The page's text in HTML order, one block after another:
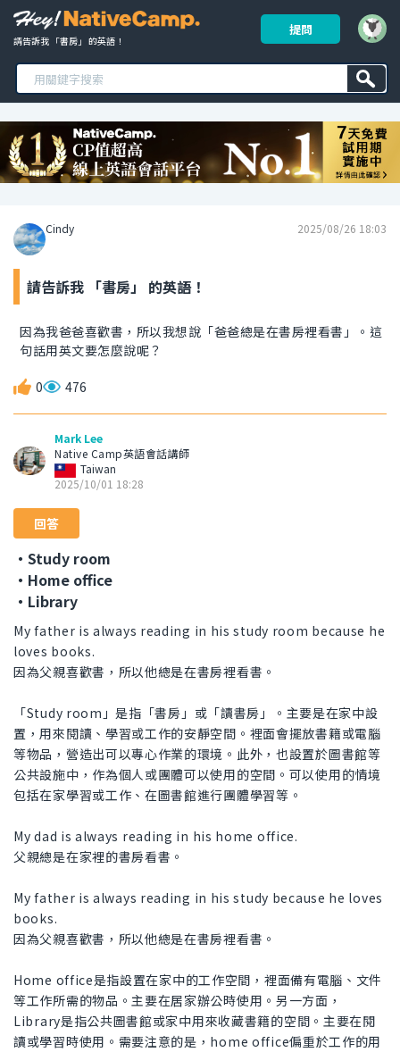
請告訴我 「書房」 的英語！
提問
Cindy 2025/08/26 18:03
請告訴我 「書房」 的英語！
因為我爸爸喜歡書，所以我想說「爸爸總是在書房裡看書」。這
句話用英文要怎麼說呢？
0 476
Mark Lee
Native Camp英語會話講師
Taiwan
2025/10/01 18:28
回答
・Study room
・Home office
・Library
My father is always reading in his study room because he
loves books.
因為父親喜歡書，所以他總是在書房裡看書。
「Study room」是指「書房」或「讀書房」。主要是在家中設
置，用來閱讀、學習或工作的安靜空間。裡面會擺放書籍或電腦
等物品，營造出可以專心作業的環境。此外，也設置於圖書館等
公共設施中，作為個人或團體可以使用的空間。可以使用的情境
包括在家學習或工作、在圖書館進行團體學習等。
My dad is always reading in his home office.
父親總是在家裡的書房看書。
My father is always reading in his study because he loves
books.
因為父親喜歡書，所以他總是在書房裡看書。
Home office是指設置在家中的工作空間，裡面備有電腦、文件
等工作所需的物品。主要在居家辦公時使用。另一方面，
Library是指公共圖書館或家中用來收藏書籍的空間。主要在閱
讀或學習時使用。需要注意的是，home office偏重於工作的用